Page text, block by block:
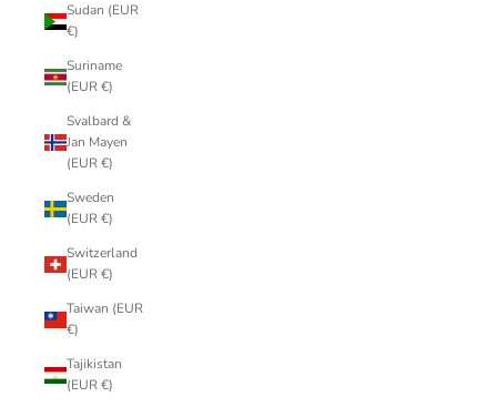
Sudan (EUR
€)
Suriname
(EUR €)
Svalbard &
Jan Mayen
(EUR €)
Sweden
(EUR €)
Switzerland
(EUR €)
Taiwan (EUR
€)
Tajikistan
(EUR €)